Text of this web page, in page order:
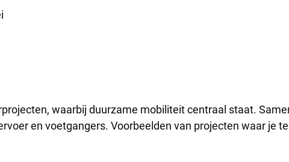
waarbij duurzame mobiliteit centraal staat.
en voetgangers. Voorbeelden van projecten waar je